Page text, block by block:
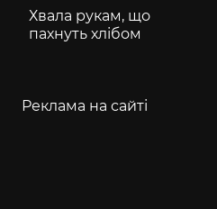
Хвала рукам, що
пахнуть хлібом
Реклама на сайті